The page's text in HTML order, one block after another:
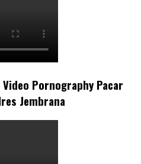
Pornography Pacar
Jembrana